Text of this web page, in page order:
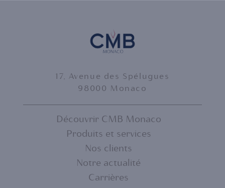
17, Avenue des Spélugues
98000 Monaco
FOOTER
MENU
Découvrir CMB Monaco
Produits et services
Nos clients
Notre actualité
Carrières